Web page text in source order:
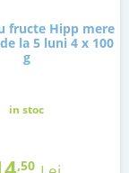
fructe Hipp mere
la 5 luni 4 x 100
g
in stoc
,50